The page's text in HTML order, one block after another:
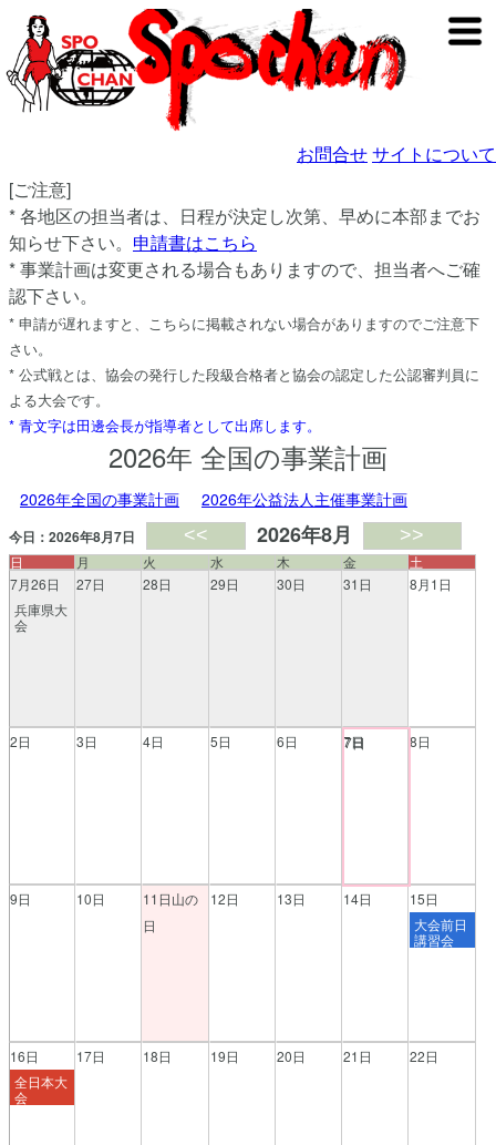
お問合せサイトについて
[ご注意]
* 各地区の担当者は、日程が決定し次第、早めに本部までお
知らせ下さい。 申請書はこちら
* 事業計画は変更される場合もありますので、担当者へご確
認下さい。
* 申請が遅れますと、こちらに掲載されない場合がありますのでご注意下
さい。
* 公式戦とは、協会の発行した段級合格者と協会の認定した公認審判員に
よる大会です。
* 青文字は田邊会長が指導者として出席します。
2026年 全国の事業計画
2026年全国の事業計画 2026年公益法人主催事業計画
今日：2026年8月7日 << 2026年8月 >>
日 月 火 水 木 金
土
7月26日
兵庫県大
会
27日 28日 29日 30日 31日 8月1日
2日 3日 4日 5日 6日 7日
7日 8日
9日 10日
11日山の
日
12日 13日 14日
15日
大会前日
講習会
16日
全日本大
会
17日 18日 19日 20日 21日 22日